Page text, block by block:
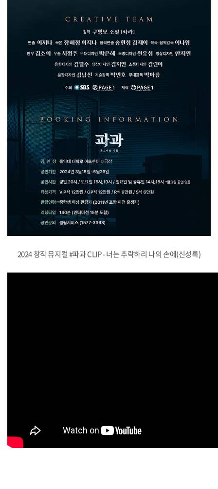
2024 창작 뮤지컬 #파과 CLIP - 너는 추락하리 나의 손에(신성록)